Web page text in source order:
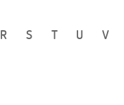
R S T U V